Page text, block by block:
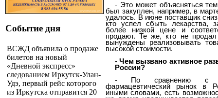
Событие дня
ВСЖД объявила о продаже
билетов на новый
«Дневной экспресс»
следованием Иркутск-Улан-
Удэ, первый рейс которого
из Иркутска отправится 20
- Это может объясняться
был закуплен, например, в
удалось. В июне поставщик
кто успел сбыть лекарства,
более низкой цене и
продают. Те же, кто не
вынуждены реализовывать
высокой стоимости.
- Чем вызвано активное
России?
- По сравнению с
фармацевтический рынок в
иными словами, есть